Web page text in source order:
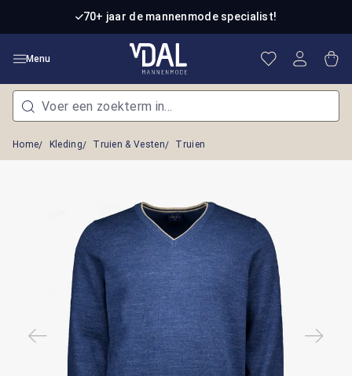
Ga naar de hoofdinhoud70+ jaar de mannenmode specialist!
Menu Je hebt 0
Home Kleding Truien & Vesten Truien